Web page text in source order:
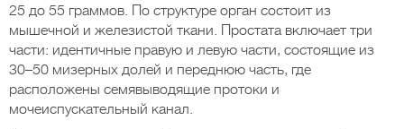
25 до 55 граммов. По структуре орган состоит из
мышечной и железистой ткани. Простата включает три
части: идентичные правую и левую части, состоящие из
30–50 мизерных долей и переднюю часть, где
расположены семявыводящие протоки и
мочеиспускательный канал.